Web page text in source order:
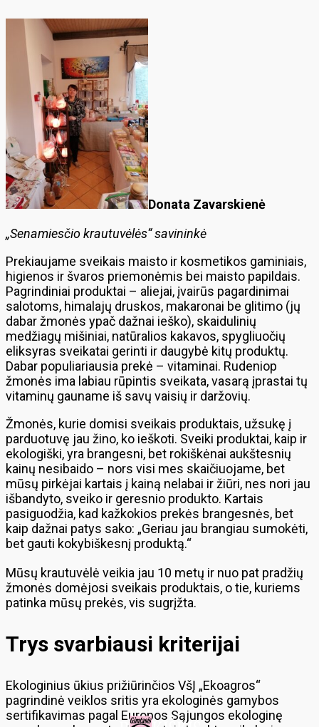
Donata Zavarskienė
„Senamiesčio krautuvėlės“ savininkė
Prekiaujame sveikais maisto ir kosmetikos gaminiais,
higienos ir švaros priemonėmis bei maisto papildais.
Pagrindiniai produktai – aliejai, įvairūs pagardinimai
salotoms, himalajų druskos, makaronai be glitimo (jų
dabar žmonės ypač dažnai ieško), skaidulinių
medžiagų mišiniai, natūralios kakavos, spygliuočių
eliksyras sveikatai gerinti ir daugybė kitų produktų.
Dabar populiariausia prekė – vitaminai. Rudeniop
žmonės ima labiau rūpintis sveikata, vasarą įprastai tų
vitaminų gauname iš savų vaisių ir daržovių.
Žmonės, kurie domisi sveikais produktais, užsukę į
parduotuvę jau žino, ko ieškoti. Sveiki produktai, kaip ir
ekologiški, yra brangesni, bet rokiškėnai aukštesnių
kainų nesibaido – nors visi mes skaičiuojame, bet
mūsų pirkėjai kartais į kainą nelabai ir žiūri, nes nori jau
išbandyto, sveiko ir geresnio produkto. Kartais
pasiguodžia, kad kažkokios prekės brangesnės, bet
kaip dažnai patys sako: „Geriau jau brangiau sumokėti,
bet gauti kokybiškesnį produktą.“
Mūsų krautuvėlė veikia jau 10 metų ir nuo pat pradžių
žmonės domėjosi sveikais produktais, o tie, kuriems
patinka mūsų prekės, vis sugrįžta.
Trys svarbiausi kriterijai
Ekologinius ūkius prižiūrinčios VšĮ „Ekoagros“
pagrindinė veiklos sritis yra ekologinės gamybos
sertifikavimas pagal Europos Sąjungos ekologinę